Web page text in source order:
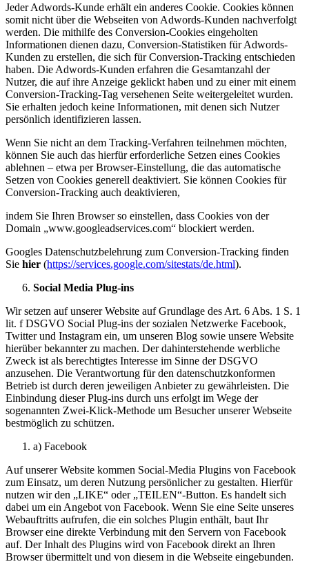
Jeder Adwords-Kunde erhält ein anderes Cookie. Cookies können
somit nicht über die Webseiten von Adwords-Kunden nachverfolgt
werden. Die mithilfe des Conversion-Cookies eingeholten
Informationen dienen dazu, Conversion-Statistiken für Adwords-
Kunden zu erstellen, die sich für Conversion-Tracking entschieden
haben. Die Adwords-Kunden erfahren die Gesamtanzahl der
Nutzer, die auf ihre Anzeige geklickt haben und zu einer mit einem
Conversion-Tracking-Tag versehenen Seite weitergeleitet wurden.
Sie erhalten jedoch keine Informationen, mit denen sich Nutzer
persönlich identifizieren lassen.
Wenn Sie nicht an dem Tracking-Verfahren teilnehmen möchten,
können Sie auch das hierfür erforderliche Setzen eines Cookies
ablehnen – etwa per Browser-Einstellung, die das automatische
Setzen von Cookies generell deaktiviert. Sie können Cookies für
Conversion-Tracking auch deaktivieren,
indem Sie Ihren Browser so einstellen, dass Cookies von der
Domain „www.googleadservices.com“ blockiert werden.
Googles Datenschutzbelehrung zum Conversion-Tracking finden
Sie hier (https://services.google.com/sitestats/de.html).
Social Media Plug-ins
Wir setzen auf unserer Website auf Grundlage des Art. 6 Abs. 1 S. 1
lit. f DSGVO Social Plug-ins der sozialen Netzwerke Facebook,
Twitter und Instagram ein, um unseren Blog sowie unsere Website
hierüber bekannter zu machen. Der dahinterstehende werbliche
Zweck ist als berechtigtes Interesse im Sinne der DSGVO
anzusehen. Die Verantwortung für den datenschutzkonformen
Betrieb ist durch deren jeweiligen Anbieter zu gewährleisten. Die
Einbindung dieser Plug-ins durch uns erfolgt im Wege der
sogenannten Zwei-Klick-Methode um Besucher unserer Webseite
bestmöglich zu schützen.
a) Facebook
Auf unserer Website kommen Social-Media Plugins von Facebook
zum Einsatz, um deren Nutzung persönlicher zu gestalten. Hierfür
nutzen wir den „LIKE“ oder „TEILEN“-Button. Es handelt sich
dabei um ein Angebot von Facebook. Wenn Sie eine Seite unseres
Webauftritts aufrufen, die ein solches Plugin enthält, baut Ihr
Browser eine direkte Verbindung mit den Servern von Facebook
auf. Der Inhalt des Plugins wird von Facebook direkt an Ihren
Browser übermittelt und von diesem in die Webseite eingebunden.